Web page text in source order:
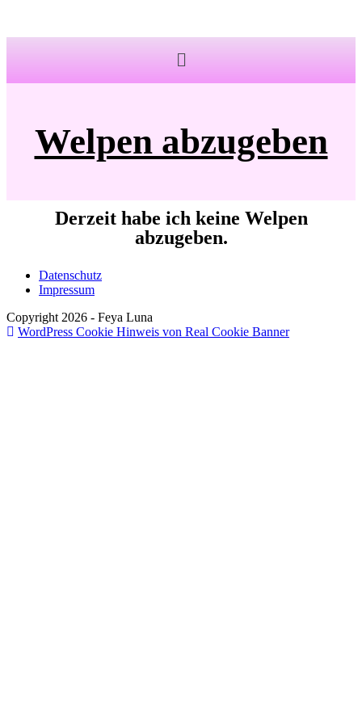
Welpen abzugeben
Derzeit habe ich keine Welpen
abzugeben.
Datenschutz
Impressum
Copyright 2026 - Feya Luna
WordPress Cookie Hinweis von Real Cookie Banner